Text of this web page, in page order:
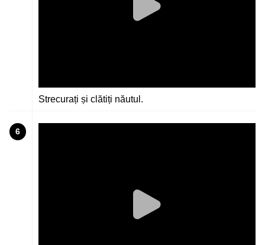
Strecurați și clătiți năutul.
6